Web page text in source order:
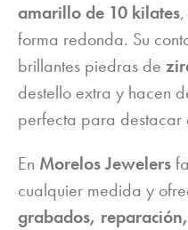
amarillo de 10 kilates
forma redonda. Su
brillantes piedras de
destello extra y hacen
perfecta para destacar
En Morelos Jewelers
cualquier medida y
grabados,